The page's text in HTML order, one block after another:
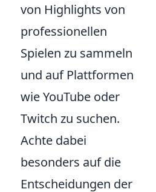
von Highlights von
professionellen
Spielen zu sammeln
und auf Plattformen
wie YouTube oder
Twitch zu suchen.
Achte dabei
besonders auf die
Entscheidungen der